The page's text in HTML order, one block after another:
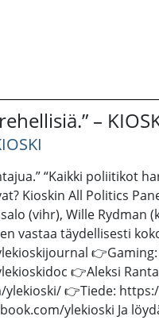
–
“Kaikki poliitikot
Kioskin All Politics
(vihr), Wille
vastaa täydellisesti
👉Aleksi
👉Tiede:
ylekioski Ja